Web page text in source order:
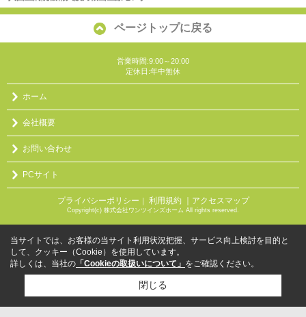
ページトップに戻る
営業時間:9:00～20:00
定休日:年中無休
ホーム
会社概要
お問い合わせ
PCサイト
プライバシーポリシー ｜ 利用規約 ｜アクセスマップ
Copyright(c) 株式会社ワンツインズホーム All rights reserved.
当サイトでは、お客様の当サイト利用状況把握、サービス向上検討を目的と
して、クッキー（Cookie）を使用しています。
詳しくは、当社の 「Cookieの取扱いについて」 をご確認ください。
閉じる